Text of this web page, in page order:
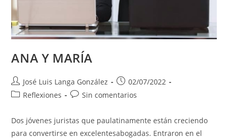
ANA Y MARÍA
Autor
de
José Luis Langa González
Publicación
de
02/07/2022
Categoría
la
entrada:
Reflexiones
Comentarios
la
entrada:
Sin comentarios
Dos jóvenes juristas que paulatinamente están creciendo
para convertirse en excelentesabogadas. Entraron en el